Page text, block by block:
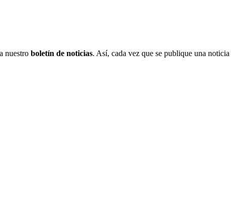
nuestro boletín de noticias. Así, cada vez que se publique una